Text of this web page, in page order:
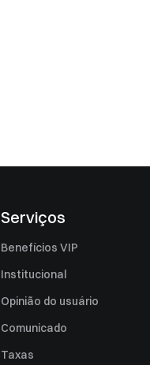
Serviços
Benefícios VIP
Institucional
Opinião do usuário
Comunicado
Taxas